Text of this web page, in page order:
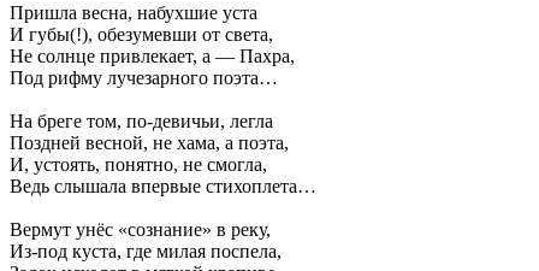
Пришла весна, набухшие уста
И губы(!), обезумевши от света,
Не солнце привлекает, а — Пахра,
Под рифму лучезарного поэта…
На бреге том, по-девичьи, легла
Поздней весной, не хама, а поэта,
И, устоять, понятно, не смогла,
Ведь слышала впервые стихоплета…
Вермут унёс «сознание» в реку,
Из-под куста, где милая поспела,